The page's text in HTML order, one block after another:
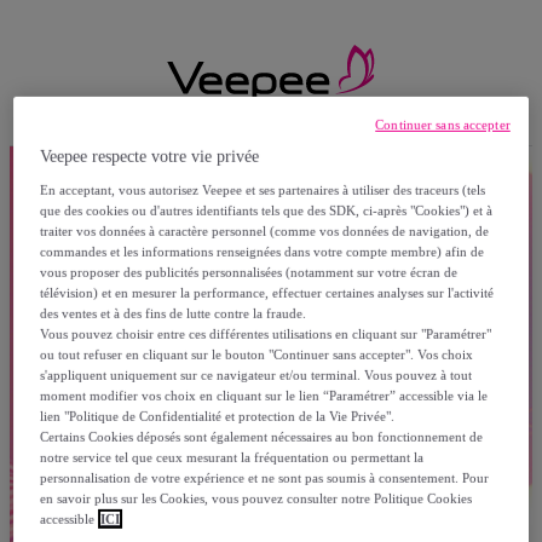
Veepee respecte votre vie privée
En acceptant, vous autorisez Veepee et ses partenaires à utiliser des traceurs (tels
que des cookies ou d'autres identifiants tels que des SDK, ci-après "Cookies") et à
traiter vos données à caractère personnel (comme vos données de navigation, de
commandes et les informations renseignées dans votre compte membre) afin de
vous proposer des publicités personnalisées (notamment sur votre écran de
télévision) et en mesurer la performance, effectuer certaines analyses sur l'activité
des ventes et à des fins de lutte contre la fraude.
Vous pouvez choisir entre ces différentes utilisations en cliquant sur "Paramétrer"
ou tout refuser en cliquant sur le bouton "Continuer sans accepter". Vos choix
s'appliquent uniquement sur ce navigateur et/ou terminal. Vous pouvez à tout
moment modifier vos choix en cliquant sur le lien “Paramétrer” accessible via le
lien "Politique de Confidentialité et protection de la Vie Privée".
Certains Cookies déposés sont également nécessaires au bon fonctionnement de
notre service tel que ceux mesurant la fréquentation ou permettant la
personnalisation de votre expérience et ne sont pas soumis à consentement. Pour
en savoir plus sur les Cookies, vous pouvez consulter notre Politique Cookies
accessible ICI
Continuer sans accepter